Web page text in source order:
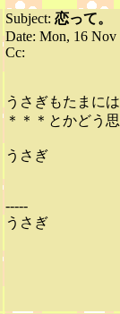
Subject: 恋って。
Date: Mon, 16 Nov
Cc:
うさぎもたまに
＊＊＊とかどう
うさぎ
-----
うさぎ